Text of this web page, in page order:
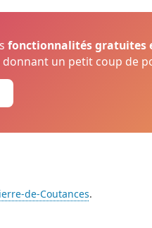
fonctionnalités gratuites
un petit coup de
de-Coutances.